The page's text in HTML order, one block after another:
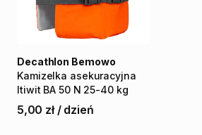
Kamizelka asekuracyjna
Itiwit BA 50 N 25-40 kg
Decathlon Bemowo
5,00 zł / dzień